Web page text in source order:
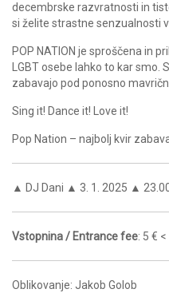
decembrske razvratnosti in
si želite strastne senzualnosti
POP NATION je sproščena in
LGBT osebe lahko to kar smo.
zabavajo pod ponosno
Sing it! Dance it! Love it!
Pop Nation – najbolj kvir
▲ DJ Dani ▲ 3. 1. 2025 ▲
Vstopnina / Entrance fee: 5 €
Oblikovanje: Jakob Golob